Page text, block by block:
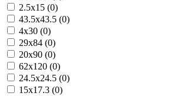
2.5x15 (0)
43.5x43.5 (0)
4x30 (0)
29x84 (0)
20x90 (0)
62x120 (0)
24.5x24.5 (0)
15x17.3 (0)